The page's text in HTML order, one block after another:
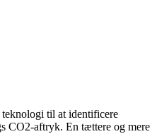
til at identificere
CO2-aftryk. En tættere og mere